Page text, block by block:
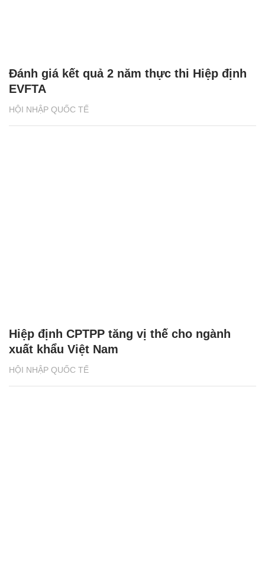
HỘI NHẬP QUỐC TẾ
Đánh giá kết quả 2 năm thực thi Hiệp định
EVFTA
HỘI NHẬP QUỐC TẾ
Hiệp định CPTPP tăng vị thế cho ngành
xuất khẩu Việt Nam